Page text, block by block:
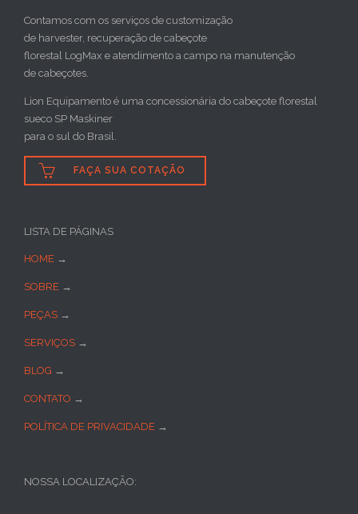
Contamos com os serviços de customização
de harvester, recuperação de cabeçote
florestal LogMax e atendimento a campo na manutenção
de cabeçotes.
Lion Equipamento é uma concessionária do cabeçote florestal
sueco SP Maskiner
para o sul do Brasil.
 FAÇA SUA COTAÇÃO
LISTA DE PÁGINAS
HOME →
SOBRE →
PEÇAS →
SERVIÇOS →
BLOG →
CONTATO →
POLÍTICA DE PRIVACIDADE →
NOSSA LOCALIZAÇÃO: